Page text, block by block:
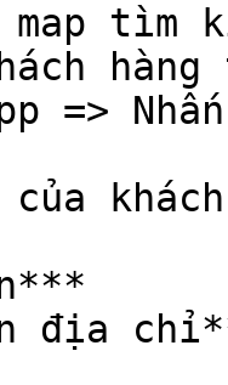
tìm
=>
địa